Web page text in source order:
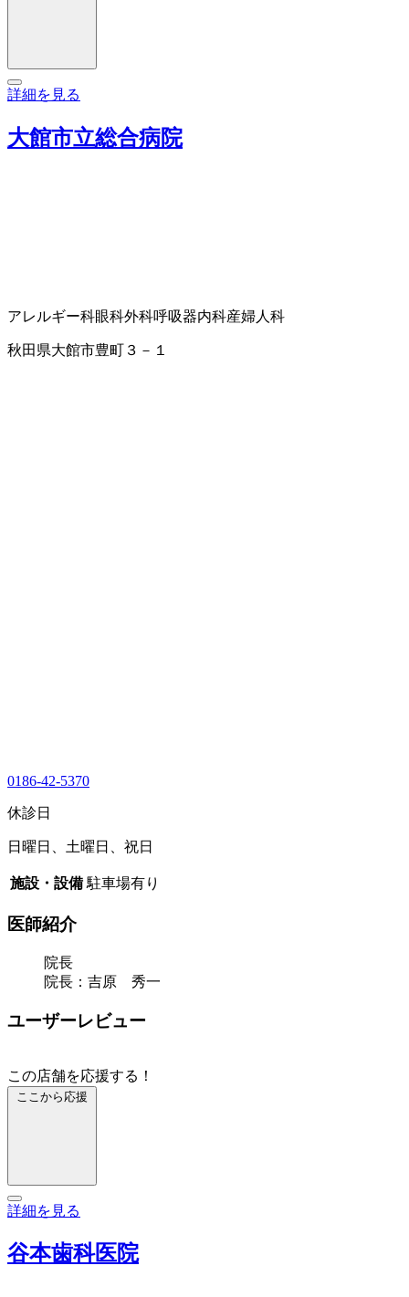
詳細を見る
大館市立総合病院
アレルギー科眼科外科呼吸器内科産婦人科
秋田県大館市豊町３－１
0186-42-5370
休診日
日曜日、土曜日、祝日
施設・設備 駐車場有り
医師紹介
院長
院長：吉原 秀一
ユーザーレビュー
この店舗を応援する！
ここから応援
詳細を見る
谷本歯科医院